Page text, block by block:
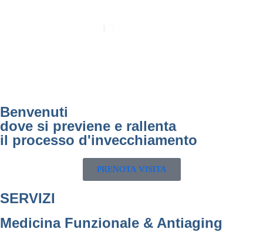
Benvenuti
dove si previene e rallenta
il processo d'invecchiamento
PRENOTA VISITA
SERVIZI
Medicina Funzionale & Antiaging